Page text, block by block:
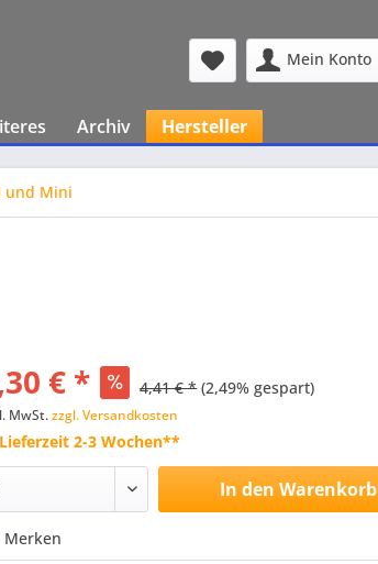
Mein Konto
Archiv Hersteller
und Mini
€ * 4,41 € * (2,49% gespart)
MwSt.zzgl. Versandkosten
Lieferzeit 2-3 Wochen**
In den Warenkorb
Merken